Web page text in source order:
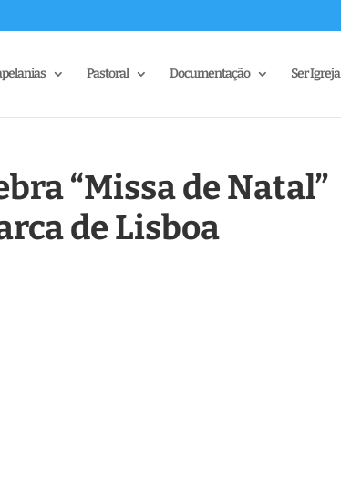
Pastoral Documentação Ser Igreja
“Missa de Natal”
de Lisboa